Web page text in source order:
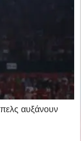
αυξάνουν